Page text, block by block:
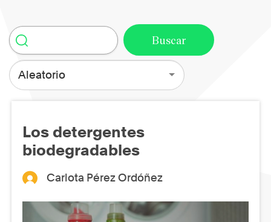
Aleatorio
Los detergentes
biodegradables
Carlota Pérez Ordóñez